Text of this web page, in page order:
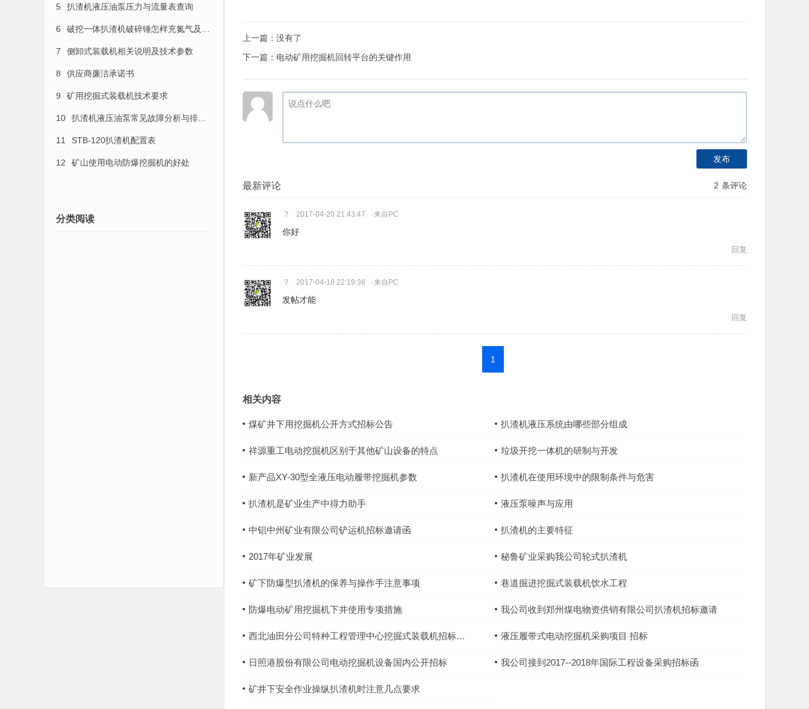
上一篇：没有了
下一篇： 电动矿用挖掘机回转平台的关键作用
发布
2 条评论
最新评论
？ 2017-04-20 21:43:47 ·来自PC
你好
回复
？ 2017-04-18 22:19:36 ·来自PC
发帖才能
回复
1
相关内容
煤矿井下用挖掘机公开方式招标公告 扒渣机液压系统由哪些部分组成
祥源重工电动挖掘机区别于其他矿山设备的特点 垃圾开挖一体机的研制与开发
新产品XY-30型全液压电动履带挖掘机参数 扒渣机在使用环境中的限制条件与危害
扒渣机是矿业生产中得力助手 液压泵噪声与应用
中铝中州矿业有限公司铲运机招标邀请函 扒渣机的主要特征
2017年矿业发展 秘鲁矿业采购我公司轮式扒渣机
矿下防爆型扒渣机的保养与操作手注意事项 巷道掘进挖掘式装载机饮水工程
防爆电动矿用挖掘机下井使用专项措施 我公司收到郑州煤电物资供销有限公司扒渣机招标邀请
西北油田分公司特种工程管理中心挖掘式装载机招标公告 液压履带式电动挖掘机采购项目 招标
日照港股份有限公司电动挖掘机设备国内公开招标 我公司接到2017--2018年国际工程设备采购招标函
矿井下安全作业操纵扒渣机时注意几点要求
5 扒渣机液压油泵压力与流量表查询
6 破挖一体扒渣机破碎锤怎样充氮气及保
养与维修
7 侧卸式装载机相关说明及技术参数
8 供应商廉洁承诺书
9 矿用挖掘式装载机技术要求
10 扒渣机液压油泵常见故障分析与排除
办法
11 STB-120扒渣机配置表
12 矿山使用电动防爆挖掘机的好处
分类阅读